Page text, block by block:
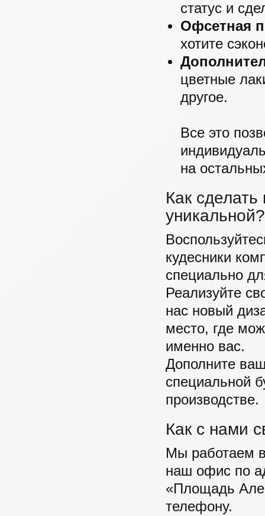
статус и
Офсетная
хотите
цветные
другое.
Все это
на
Как
уникальной?
кудесники
специально
Реализуйте
нас новый
место, где
именно вас.
Дополните
специальной
производстве.
Как с нами
Мы работаем
наш офис по
«Площадь
телефону.